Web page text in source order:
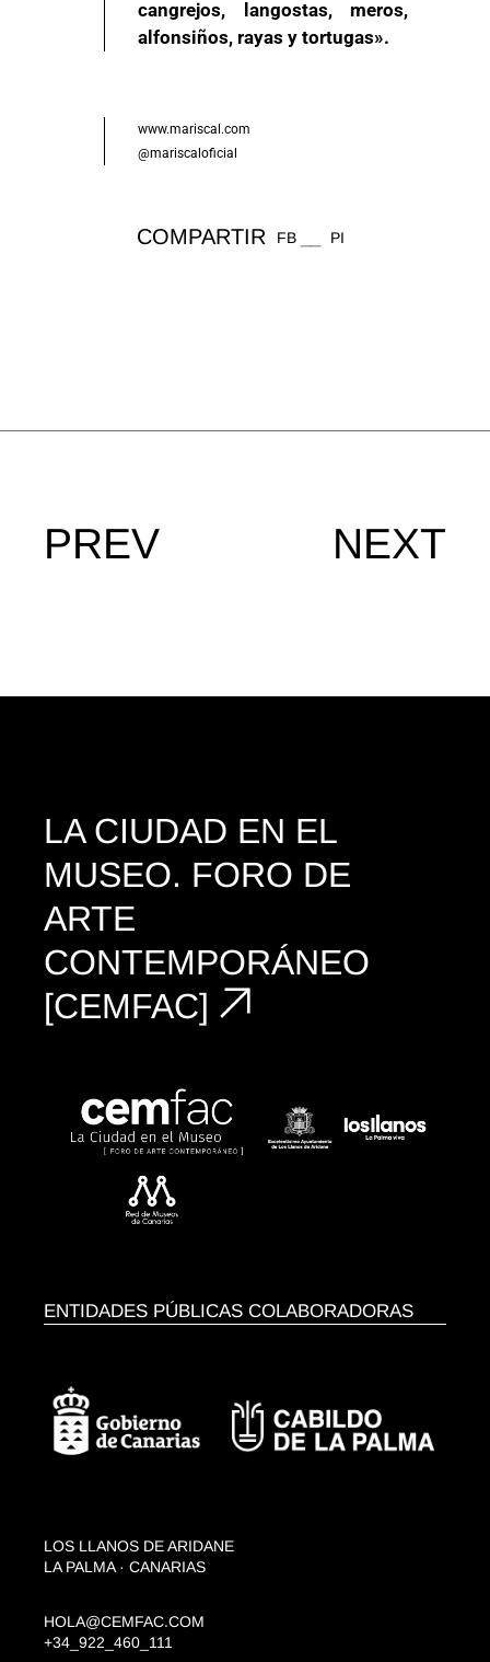
cangrejos, langostas, meros,
alfonsiños, rayas y tortugas».
www.mariscal.com
@mariscaloficial
COMPARTIR FB PI
PREV NEXT
LA CIUDAD EN EL
MUSEO. FORO DE
ARTE
CONTEMPORÁNEO
[CEMFAC]
ENTIDADES PÚBLICAS COLABORADORAS
LOS LLANOS DE ARIDANE
LA PALMA · CANARIAS
HOLA@CEMFAC.COM
+34_922_460_111